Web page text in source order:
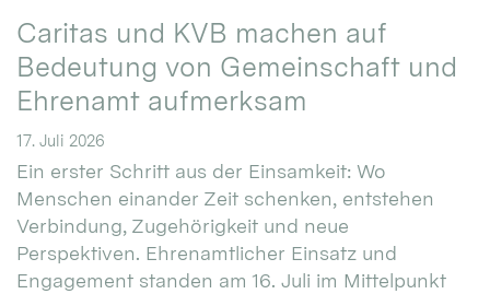
Caritas und KVB machen auf
Bedeutung von Gemeinschaft und
Ehrenamt aufmerksam
17. Juli 2026
Ein erster Schritt aus der Einsamkeit: Wo
Menschen einander Zeit schenken, entstehen
Verbindung, Zugehörigkeit und neue
Perspektiven. Ehrenamtlicher Einsatz und
Engagement standen am 16. Juli im Mittelpunkt